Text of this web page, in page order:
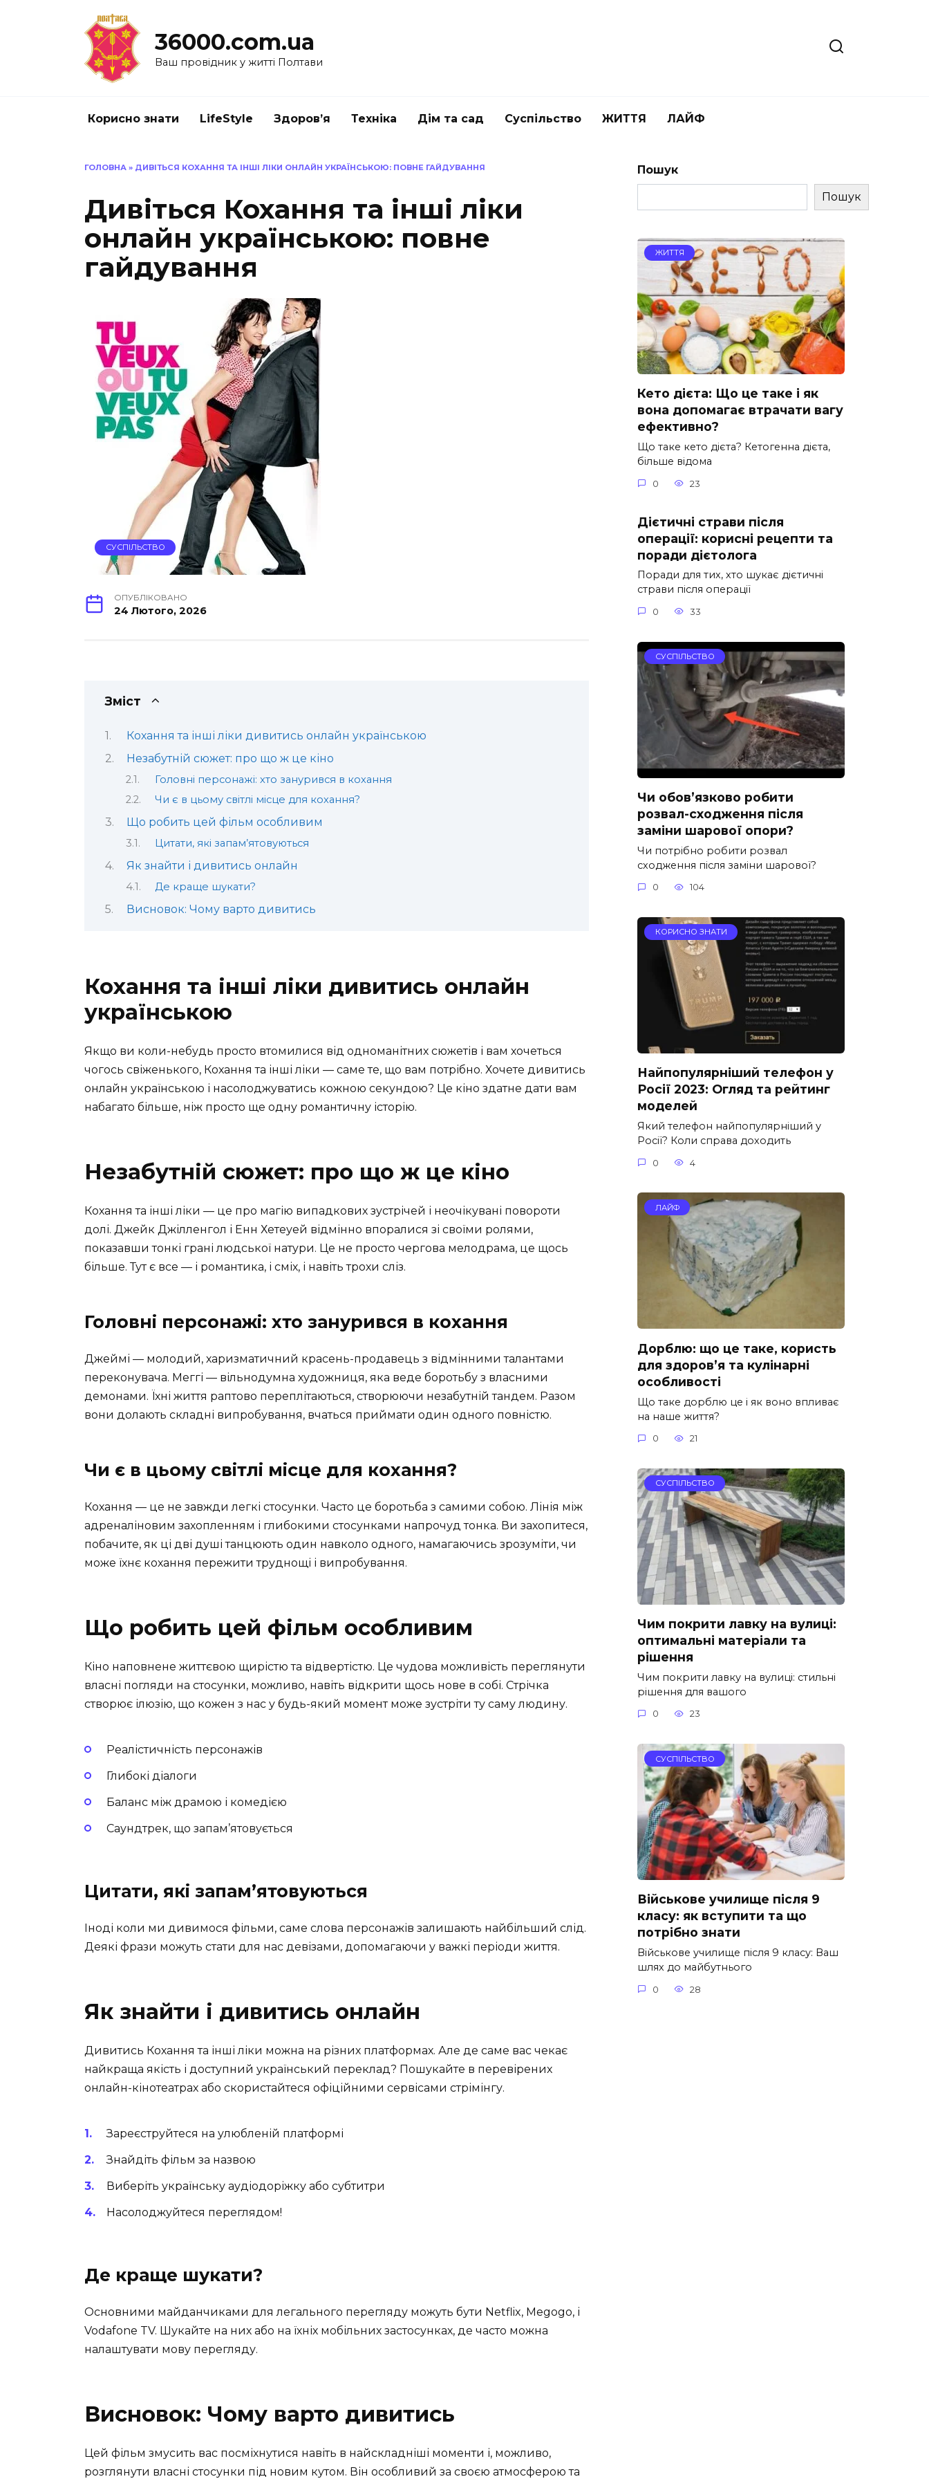
36000.com.ua
Ваш провідник у житті Полтави
Корисно знати LifeStyle Здоров’я Техніка Дім та сад Суспільство ЖИТТЯ ЛАЙФ
ГОЛОВНА » ДИВІТЬСЯ КОХАННЯ ТА ІНШІ ЛІКИ ОНЛАЙН УКРАЇНСЬКОЮ: ПОВНЕ ГАЙДУВАННЯ
Дивіться Кохання та інші ліки
онлайн українською: повне
гайдування
СУСПІЛЬСТВО
ОПУБЛІКОВАНО
24 Лютого, 2026
Зміст
Кохання та інші ліки дивитись онлайн українською
Незабутній сюжет: про що ж це кіно
Головні персонажі: хто занурився в кохання
Чи є в цьому світлі місце для кохання?
Що робить цей фільм особливим
Цитати, які запам’ятовуються
Як знайти і дивитись онлайн
Де краще шукати?
Висновок: Чому варто дивитись
Кохання та інші ліки дивитись онлайн
українською
Якщо ви коли-небудь просто втомилися від одноманітних сюжетів і вам хочеться
чогось свіженького, Кохання та інші ліки — саме те, що вам потрібно. Хочете дивитись
онлайн українською і насолоджуватись кожною секундою? Це кіно здатне дати вам
набагато більше, ніж просто ще одну романтичну історію.
Незабутній сюжет: про що ж це кіно
Кохання та інші ліки — це про магію випадкових зустрічей і неочікувані повороти
долі. Джейк Джілленгол і Енн Хетеуей відмінно впоралися зі своїми ролями,
показавши тонкі грані людської натури. Це не просто чергова мелодрама, це щось
більше. Тут є все — і романтика, і сміх, і навіть трохи сліз.
Головні персонажі: хто занурився в кохання
Джеймі — молодий, харизматичний красень-продавець з відмінними талантами
переконувача. Меггі — вільнодумна художниця, яка веде боротьбу з власними
демонами. Їхні життя раптово переплітаються, створюючи незабутній тандем. Разом
вони долають складні випробування, вчаться приймати один одного повністю.
Чи є в цьому світлі місце для кохання?
Кохання — це не завжди легкі стосунки. Часто це боротьба з самими собою. Лінія між
адреналіновим захопленням і глибокими стосунками напрочуд тонка. Ви захопитеся,
побачите, як ці дві душі танцюють один навколо одного, намагаючись зрозуміти, чи
може їхнє кохання пережити труднощі і випробування.
Що робить цей фільм особливим
Кіно наповнене життєвою щирістю та відвертістю. Це чудова можливість переглянути
власні погляди на стосунки, можливо, навіть відкрити щось нове в собі. Стрічка
створює ілюзію, що кожен з нас у будь-який момент може зустріти ту саму людину.
Реалістичність персонажів
Глибокі діалоги
Баланс між драмою і комедією
Саундтрек, що запам’ятовується
Цитати, які запам’ятовуються
Іноді коли ми дивимося фільми, саме слова персонажів залишають найбільший слід.
Деякі фрази можуть стати для нас девізами, допомагаючи у важкі періоди життя.
Як знайти і дивитись онлайн
Дивитись Кохання та інші ліки можна на різних платформах. Але де саме вас чекає
найкраща якість і доступний український переклад? Пошукайте в перевірених
онлайн-кінотеатрах або скористайтеся офіційними сервісами стрімінгу.
Зареєструйтеся на улюбленій платформі
Знайдіть фільм за назвою
Виберіть українську аудіодоріжку або субтитри
Насолоджуйтеся переглядом!
Де краще шукати?
Основними майданчиками для легального перегляду можуть бути Netflix, Megogo, і
Vodafone TV. Шукайте на них або на їхніх мобільних застосунках, де часто можна
налаштувати мову перегляду.
Висновок: Чому варто дивитись
Цей фільм змусить вас посміхнутися навіть в найскладніші моменти і, можливо,
розглянути власні стосунки під новим кутом. Він особливий за своєю атмосферою та
Пошук
Пошук
ЖИТТЯ
Кето дієта: Що це таке і як
вона допомагає втрачати вагу
ефективно?
Що таке кето дієта? Кетогенна дієта,
більше відома
0 23
Дієтичні страви після
операції: корисні рецепти та
поради дієтолога
Поради для тих, хто шукає дієтичні
страви після операції
0 33
СУСПІЛЬСТВО
Чи обов’язково робити
розвал-сходження після
заміни шарової опори?
Чи потрібно робити розвал
сходження після заміни шарової?
0 104
КОРИСНО ЗНАТИ
Найпопулярніший телефон у
Росії 2023: Огляд та рейтинг
моделей
Який телефон найпопулярніший у
Росії? Коли справа доходить
0 4
ЛАЙФ
Дорблю: що це таке, користь
для здоров’я та кулінарні
особливості
Що таке дорблю це і як воно впливає
на наше життя?
0 21
СУСПІЛЬСТВО
Чим покрити лавку на вулиці:
оптимальні матеріали та
рішення
Чим покрити лавку на вулиці: стильні
рішення для вашого
0 23
СУСПІЛЬСТВО
Військове училище після 9
класу: як вступити та що
потрібно знати
Військове училище після 9 класу: Ваш
шлях до майбутнього
0 28